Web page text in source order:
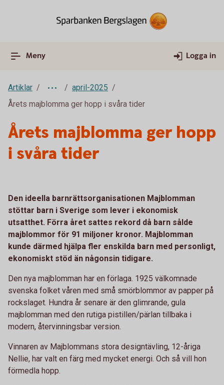
Meny Logga in
Artiklar
april-2025
Årets majblomma ger hopp i svåra tider
Årets majblomma ger hopp
i svåra tider
Den ideella barnrättsorganisationen Majblomman
stöttar barn i Sverige som lever i ekonomisk
utsatthet. Förra året sattes rekord då barn sålde
majblommor för 91 miljoner kronor. Majblomman
kunde därmed hjälpa fler enskilda barn med personligt,
ekonomiskt stöd än någonsin tidigare.
Den nya majblomman har en förlaga. 1925 välkomnade
svenska folket våren med små smörblommor av papper på
rockslaget. Hundra år senare är den glimrande, gula
majblomman med den rutiga pistillen/pärlan tillbaka i
modern, återvinningsbar version.
Vinnaren av Majblommans stora designtävling, 12-åriga
Nellie, har valt en färg med mycket energi. Och så vill hon
förmedla hopp.